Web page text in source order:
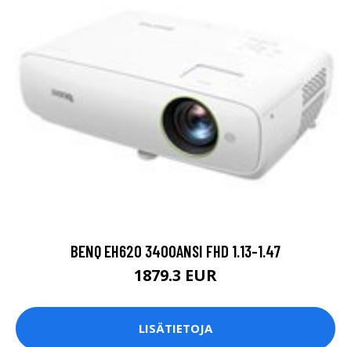
BENQ EH620 3400ANSI FHD 1.13-1.47
1879.3 EUR
LISÄTIETOJA